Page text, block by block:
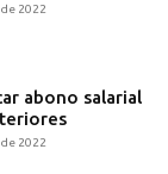
2022
abono salarial
2022